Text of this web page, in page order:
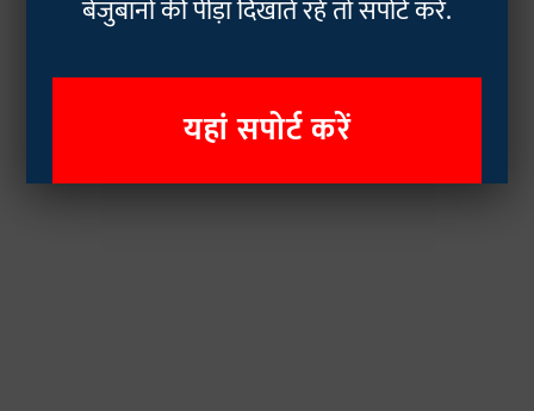
बेजुबानों की पीड़ा दिखाते रहे तो सपोर्ट करें.
यहां सपोर्ट करें